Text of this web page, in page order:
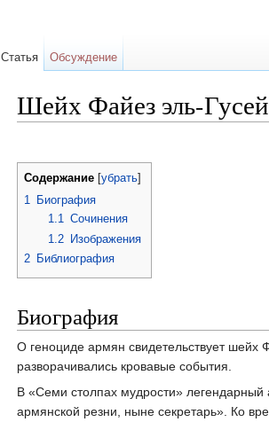
Шейх Файез эль-
Содержание убрать
1 Биография
1.1 Сочинения
1.2
Изображения
2 Библиография
Биография
О геноциде армян свидетельствует шейх
разворачивались кровавые события.
В «Семи столпах мудрости» легендарный
армянской резни, ныне секретарь». Ко
Статья Обсуждение